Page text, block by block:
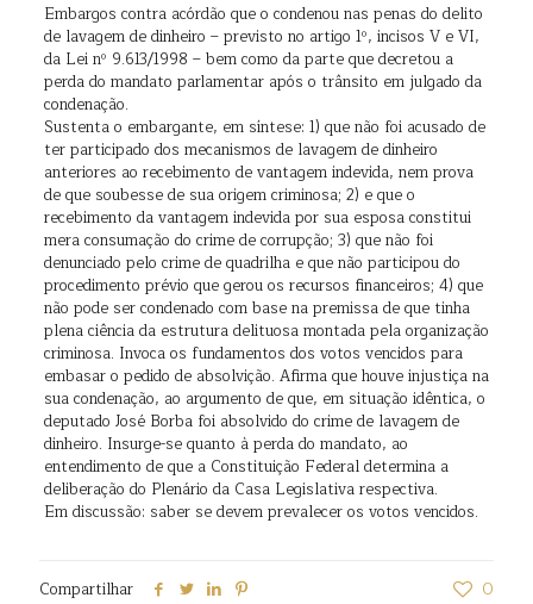
Embargos contra acórdão que o condenou nas penas do delito
de lavagem de dinheiro – previsto no artigo 1º, incisos V e VI,
da Lei nº 9.613/1998 – bem como da parte que decretou a
perda do mandato parlamentar após o trânsito em julgado da
condenação.
Sustenta o embargante, em síntese: 1) que não foi acusado de
ter participado dos mecanismos de lavagem de dinheiro
anteriores ao recebimento de vantagem indevida, nem prova
de que soubesse de sua origem criminosa; 2) e que o
recebimento da vantagem indevida por sua esposa constitui
mera consumação do crime de corrupção; 3) que não foi
denunciado pelo crime de quadrilha e que não participou do
procedimento prévio que gerou os recursos financeiros; 4) que
não pode ser condenado com base na premissa de que tinha
plena ciência da estrutura delituosa montada pela organização
criminosa. Invoca os fundamentos dos votos vencidos para
embasar o pedido de absolvição. Afirma que houve injustiça na
sua condenação, ao argumento de que, em situação idêntica, o
deputado José Borba foi absolvido do crime de lavagem de
dinheiro. Insurge-se quanto à perda do mandato, ao
entendimento de que a Constituição Federal determina a
deliberação do Plenário da Casa Legislativa respectiva.
Em discussão: saber se devem prevalecer os votos vencidos.
Compartilhar 0